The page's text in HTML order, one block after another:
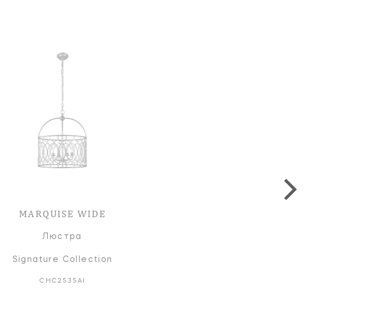
MARQUISE WIDE
Люстра
Signature Collection
CHC2535AI